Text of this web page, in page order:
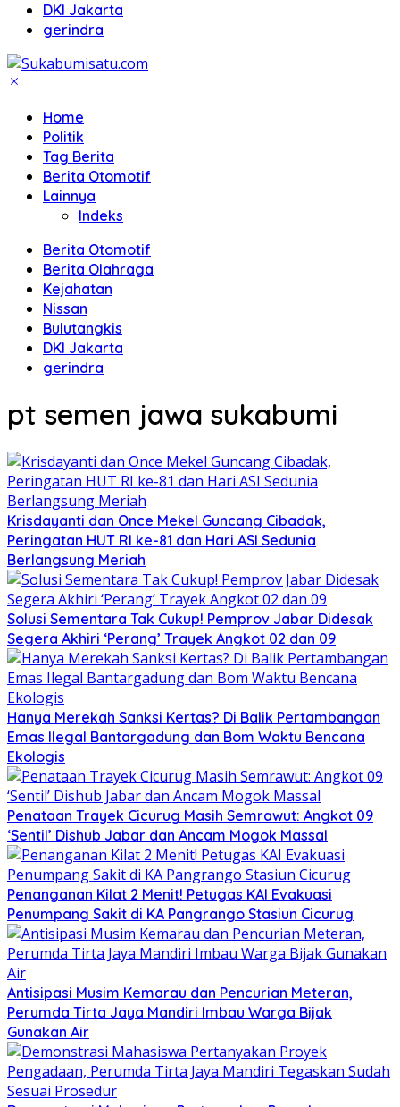
DKI Jakarta
gerindra
Home
Politik
Tag Berita
Berita Otomotif
Lainnya
Indeks
Berita Otomotif
Berita Olahraga
Kejahatan
Nissan
Bulutangkis
DKI Jakarta
gerindra
pt semen jawa sukabumi
Krisdayanti dan Once Mekel Guncang Cibadak,
Peringatan HUT RI ke-81 dan Hari ASI Sedunia
Berlangsung Meriah
Solusi Sementara Tak Cukup! Pemprov Jabar Didesak
Segera Akhiri ‘Perang’ Trayek Angkot 02 dan 09
Hanya Merekah Sanksi Kertas? Di Balik Pertambangan
Emas Ilegal Bantargadung dan Bom Waktu Bencana
Ekologis
Penataan Trayek Cicurug Masih Semrawut: Angkot 09
‘Sentil’ Dishub Jabar dan Ancam Mogok Massal
Penanganan Kilat 2 Menit! Petugas KAI Evakuasi
Penumpang Sakit di KA Pangrango Stasiun Cicurug
Antisipasi Musim Kemarau dan Pencurian Meteran,
Perumda Tirta Jaya Mandiri Imbau Warga Bijak
Gunakan Air